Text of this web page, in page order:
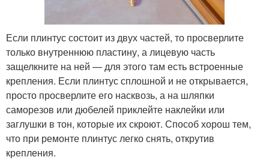
Если плинтус состоит из двух частей, то просверлите
только внутреннюю пластину, а лицевую часть
защелкните на ней — для этого там есть встроенные
крепления. Если плинтус сплошной и не открывается,
просто просверлите его насквозь, а на шляпки
саморезов или дюбелей приклейте наклейки или
заглушки в тон, которые их скроют. Способ хорош тем,
что при ремонте плинтус легко снять, открутив
крепления.